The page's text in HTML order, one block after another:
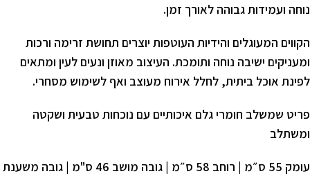
נוחה ועמידות גבוהה לאורך זמן.
הקווים המעוגלים והידיות העוטפות יוצרים תחושת זרימה ורכות
ומעניקים ישיבה נוחה ותומכת. העיצוב מאוזן ונעים לעין ומתאים
לפינת אוכל ביתית, לחלל אירוח מעוצב ואף לשימוש מסחרי.
פריט שמשלב חומרי גלם איכותיים עם נוכחות טבעית ושקטה
ומשתלב
עומק 55 ס״מ | רוחב 58 ס״מ | גובה מושב 46 ס"מ | גובה משענת